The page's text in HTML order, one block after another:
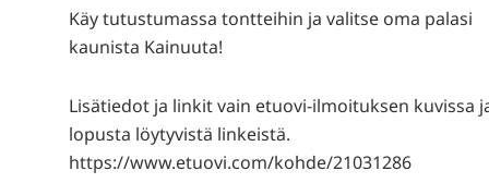
Käy tutustumassa tontteihin ja valitse oma palasi
kaunista Kainuuta!
Lisätiedot ja linkit vain etuovi-ilmoituksen kuvissa
lopusta löytyvistä linkeistä.
https://www.etuovi.com/kohde/21031286